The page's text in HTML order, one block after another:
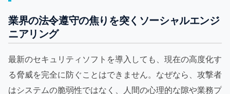
業界の法令遵守の焦りを突くソーシャルエンジ
ニアリング
最新のセキュリティソフトを導入しても、現在の高度化す
る脅威を完全に防ぐことはできません。なぜなら、攻撃者
はシステムの脆弱性ではなく、人間の心理的な隙や業務プ